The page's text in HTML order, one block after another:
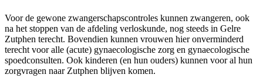
Voor de gewone zwangerschapscontroles kunnen zwangeren, ook
na het stoppen van de afdeling verloskunde, nog steeds in Gelre
Zutphen terecht. Bovendien kunnen vrouwen hier onverminderd
terecht voor alle (acute) gynaecologische zorg en gynaecologische
spoedconsulten. Ook kinderen (en hun ouders) kunnen voor al hun
zorgvragen naar Zutphen blijven komen.